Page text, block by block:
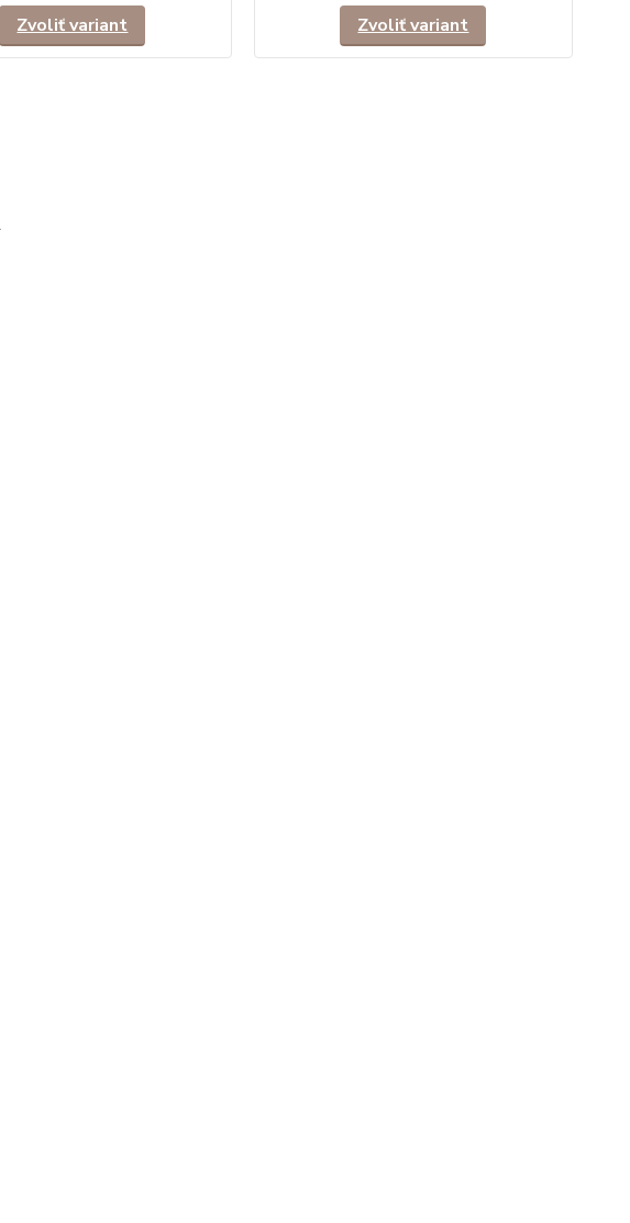
Zvoliť variant Zvoliť variant